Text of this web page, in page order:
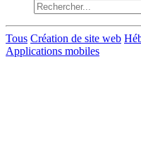
Tous Création de site web
Applications mobiles